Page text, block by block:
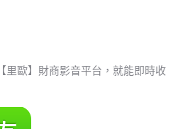
里歐】財商影音平台，就能即時收